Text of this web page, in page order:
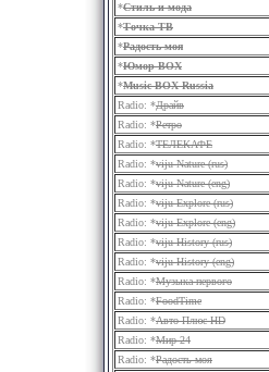
*Стиль и мода
*Точка ТВ
*Радость моя
*Юмор BOX
*Music BOX Russia
Radio: *Драйв
Radio: *Ретро
Radio: *ТЕЛЕКАФЕ
Radio: *viju Nature (rus)
Radio: *viju Nature (eng)
Radio: *viju Explore (rus)
Radio: *viju Explore (eng)
Radio: *viju History (rus)
Radio: *viju History (eng)
Radio: *Музыка первого
Radio: *FoodTime
Radio: *Авто Плюс HD
Radio: *Мир 24
Radio: *Радость моя